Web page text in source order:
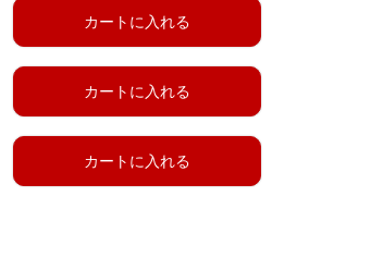
カートに入れる
カートに入れる
カートに入れる